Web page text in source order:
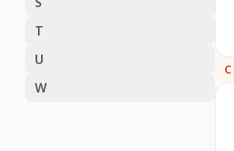
T
U
W
C